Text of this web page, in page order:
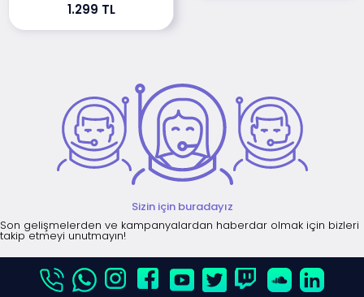
1.299 TL
Sizin için buradayız
Son gelişmelerden ve kampanyalardan haberdar olmak için bizleri
takip etmeyi unutmayın!